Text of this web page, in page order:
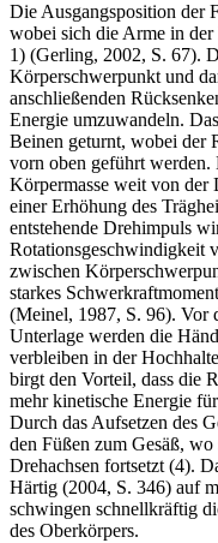
Die Ausgangsposition der
wobei sich die Arme in
1) (Gerling, 2002, S. 67).
Körperschwerpunkt und
anschließenden
Energie umzuwandeln.
Beinen geturnt, wobei der
vorn oben geführt werden.
Körpermasse weit von der
einer Erhöhung des
entstehende Drehimpuls
Rotationsgeschwindigkeit
zwischen
starkes
(Meinel, 1987, S. 96). Vor
Unterlage werden die
verbleiben in der
birgt den Vorteil, dass die
mehr kinetische Energie
Durch das Aufsetzen des
den Füßen zum Gesäß,
Drehachsen fortsetzt (4).
Härtig (2004, S. 346) auf
schwingen schnellkräftig
des Oberkörpers.